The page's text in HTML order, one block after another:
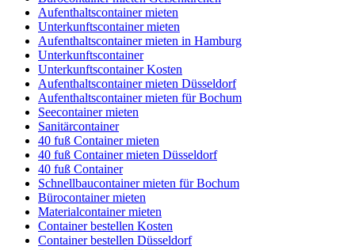
Aufenthaltscontainer mieten
Unterkunftscontainer mieten
Aufenthaltscontainer mieten in Hamburg
Unterkunftscontainer
Unterkunftscontainer Kosten
Aufenthaltscontainer mieten Düsseldorf
Aufenthaltscontainer mieten für Bochum
Seecontainer mieten
Sanitärcontainer
40 fuß Container mieten
40 fuß Container mieten Düsseldorf
40 fuß Container
Schnellbaucontainer mieten für Bochum
Bürocontainer mieten
Materialcontainer mieten
Container bestellen Kosten
Container bestellen Düsseldorf